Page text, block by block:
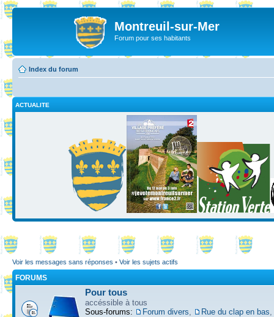
Montreuil-sur-Mer
Forum pour ses habitants
Index du forum
ACTUALITE
Voir les messages sans réponses • Voir les sujets actifs
FORUMS
Pour tous
accéssible à tous
Sous-forums:
Forum divers, Rue du clap en bas,